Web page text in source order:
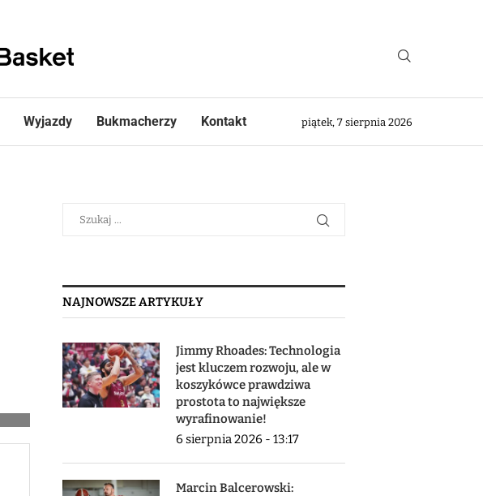
Wyjazdy Bukmacherzy Kontakt piątek, 7 sierpnia 2026
NAJNOWSZE ARTYKUŁY
Jimmy Rhoades: Technologia
jest kluczem rozwoju, ale w
koszykówce prawdziwa
prostota to największe
wyrafinowanie!
6 sierpnia 2026 - 13:17
Marcin Balcerowski: